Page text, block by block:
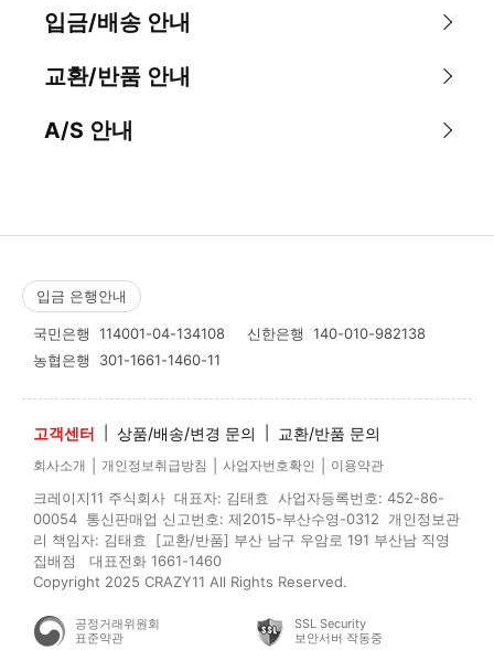
입금/배송 안내
교환/반품 안내
A/S 안내
입금 은행안내
국민은행 114001-04-134108 신한은행 140-010-982138
농협은행 301-1661-1460-11
고객센터 상품/배송/변경 문의 교환/반품 문의
회사소개 개인정보취급방침 사업자번호확인 이용약관
크레이지11 주식회사 대표자: 김태효 사업자등록번호: 452-86-
00054 통신판매업 신고번호: 제2015-부산수영-0312 개인정보관
리 책임자: 김태효 [교환/반품] 부산 남구 우암로 191 부산남 직영
집배점 대표전화 1661-1460
Copyright 2025 CRAZY11 All Rights Reserved.
공정거래위원회
표준약관
SSL Security
보안서버 작동중